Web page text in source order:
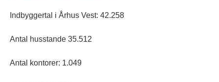
Indbyggertal i Århus Vest: 42.258
Antal husstande 35.512
Antal kontorer: 1.049